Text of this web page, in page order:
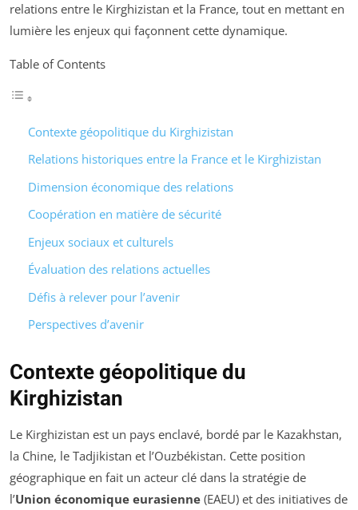
relations entre le Kirghizistan et la France, tout en mettant en
lumière les enjeux qui façonnent cette dynamique.
Table of Contents
Contexte géopolitique du Kirghizistan
Relations historiques entre la France et le Kirghizistan
Dimension économique des relations
Coopération en matière de sécurité
Enjeux sociaux et culturels
Évaluation des relations actuelles
Défis à relever pour l’avenir
Perspectives d’avenir
Contexte géopolitique du
Kirghizistan
Le Kirghizistan est un pays enclavé, bordé par le Kazakhstan,
la Chine, le Tadjikistan et l’Ouzbékistan. Cette position
géographique en fait un acteur clé dans la stratégie de
l’Union économique eurasienne (EAEU) et des initiatives de